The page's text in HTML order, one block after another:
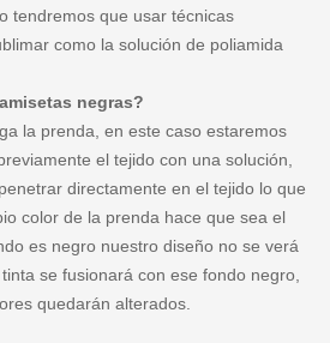
tendremos que usar técnicas
como la solución de poliamida
negras?
la prenda, en este caso estaremos
el tejido con una solución,
directamente en el tejido lo que
color de la prenda hace que sea el
es negro nuestro diseño no se verá
se fusionará con ese fondo negro,
quedarán alterados.